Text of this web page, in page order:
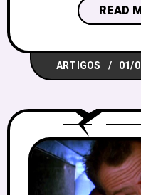
coro “a
videogame”.
acompanhando
que sai sobre a
READ
ARTIGOS 01/